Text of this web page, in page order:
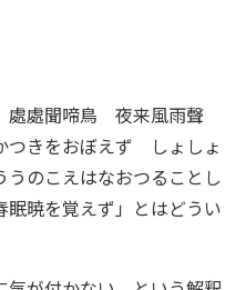
處處聞啼鳥 夜来風雨聲
つきをおぼえず しょしょ
のこえはなおつることし
眠暁を覚えず」とはどうい